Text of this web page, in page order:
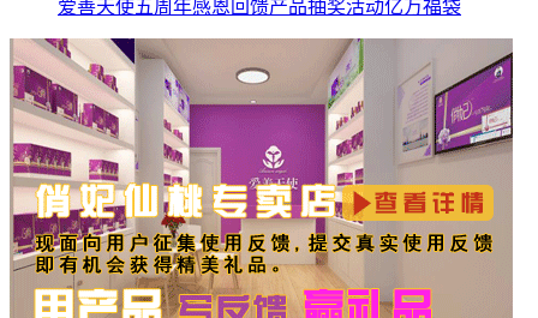
爱善天使五周年感恩回馈产品抽奖活动亿万福袋